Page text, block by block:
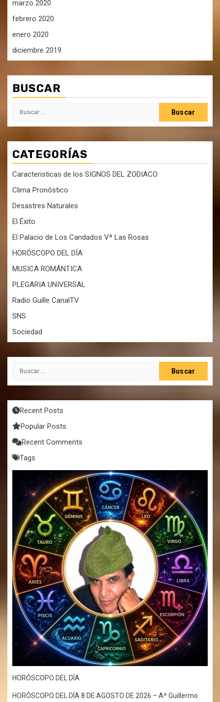
marzo 2020
febrero 2020
enero 2020
diciembre 2019
BUSCAR
Buscar:
CATEGORÍAS
Caracteristicas de los SIGNOS DEL ZODIACO
Clima Pronóstico
Desastres Naturales
El Éxito
El Palacio de Los Candados Vª Las Rosas
HORÓSCOPO DEL DÍA
MUSICA ROMÁNTICA
PLEGARIA UNIVERSAL
Radio Guille CanalTV
SNS
Sociedad
Buscar:
Recent Posts
Popular Posts
Recent Comments
Tags
HORÓSCOPO DEL DÍA
HORÓSCOPO DEL DÍA 8 DE AGOSTO DE 2026 – Aº Guillermo